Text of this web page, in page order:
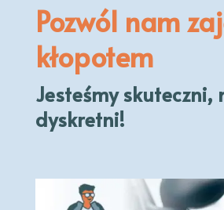
Pozwól nam
kłopotem
Jesteśmy skuteczni,
dyskretni!